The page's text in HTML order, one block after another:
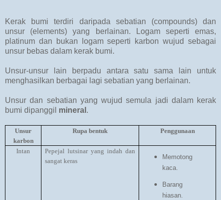
Kerak bumi terdiri daripada sebatian (compounds) dan
unsur (elements) yang berlainan. Logam seperti emas,
platinum dan bukan logam seperti karbon wujud sebagai
unsur bebas dalam kerak bumi.
Unsur-unsur lain berpadu antara satu sama lain untuk
menghasilkan berbagai lagi sebatian yang berlainan.
Unsur dan sebatian yang wujud semula jadi dalam kerak
bumi dipanggil mineral .
Unsur
karbon
Rupa bentuk Penggunaan
Intan
Pepejal lutsinar yang indah dan
sangat keras
Memotong
kaca.
Barang
hiasan.